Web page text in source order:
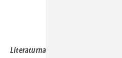
Literaturnachweis: